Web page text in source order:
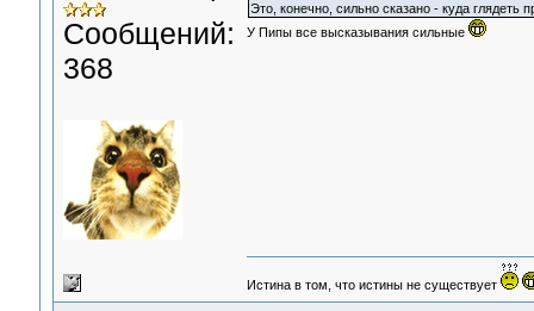
Сообщений:
368
Это, конечно, сильно сказано - куда глядеть
У Пипы все высказывания сильные
Истина в том, что истины не существует